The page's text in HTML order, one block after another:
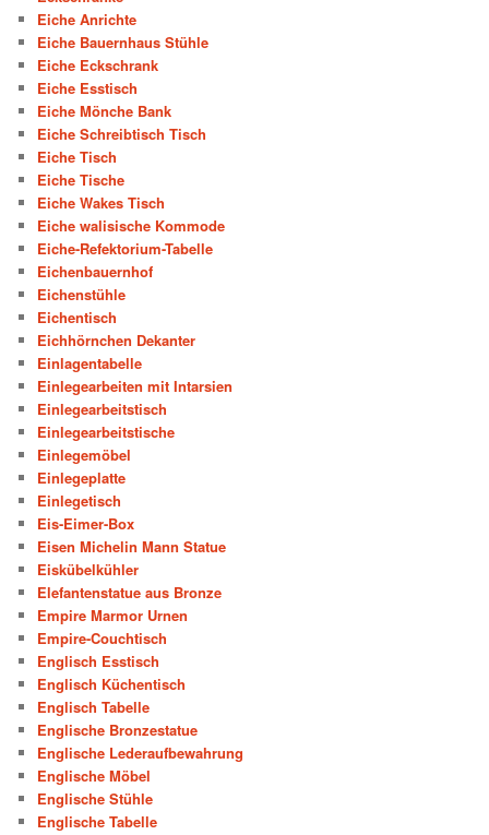
Eiche Anrichte
Eiche Bauernhaus Stühle
Eiche Eckschrank
Eiche Esstisch
Eiche Mönche Bank
Eiche Schreibtisch Tisch
Eiche Tisch
Eiche Tische
Eiche Wakes Tisch
Eiche walisische Kommode
Eiche-Refektorium-Tabelle
Eichenbauernhof
Eichenstühle
Eichentisch
Eichhörnchen Dekanter
Einlagentabelle
Einlegearbeiten mit Intarsien
Einlegearbeitstisch
Einlegearbeitstische
Einlegemöbel
Einlegeplatte
Einlegetisch
Eis-Eimer-Box
Eisen Michelin Mann Statue
Eiskübelkühler
Elefantenstatue aus Bronze
Empire Marmor Urnen
Empire-Couchtisch
Englisch Esstisch
Englisch Küchentisch
Englisch Tabelle
Englische Bronzestatue
Englische Lederaufbewahrung
Englische Möbel
Englische Stühle
Englische Tabelle